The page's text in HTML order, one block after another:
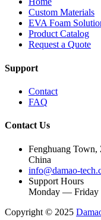
Custom Materials
EVA Foam
Product Catalog
Request a Quote
Support
Contact
FAQ
Contact Us
Fenghuang Town,
China
info@damao-
Support Hours
Monday — Friday
Copyright © 2025